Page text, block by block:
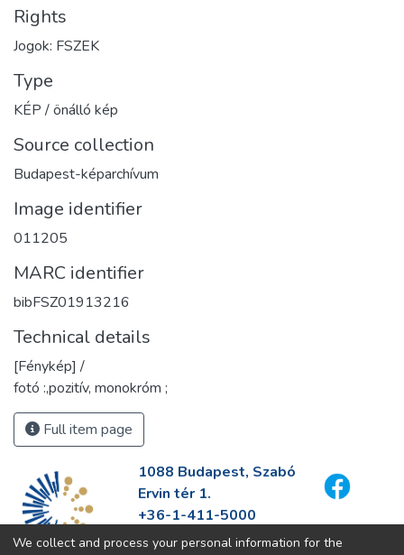
Rights
Jogok: FSZEK
Type
KÉP / önálló kép
Source collection
Budapest-képarchívum
Image identifier
011205
MARC identifier
bibFSZ01913216
Technical details
[Fénykép] /
fotó :,pozitív, monokróm ;
Full item page
1088 Budapest, Szabó
Ervin tér 1.
+36-1-411-5000
info@fszek.hu
We collect and process your personal information for the